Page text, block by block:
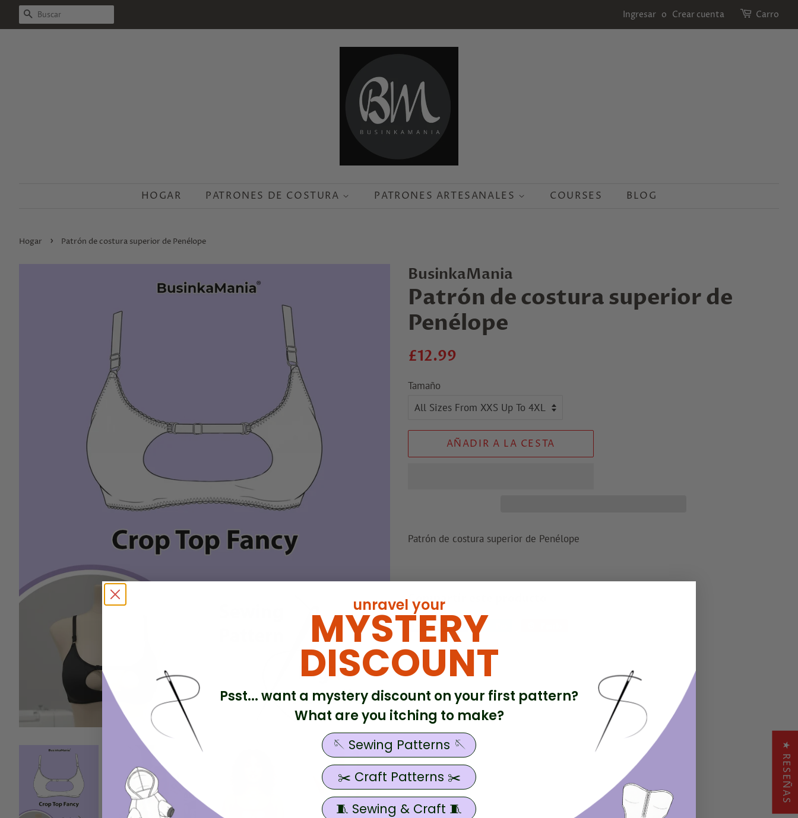
BUSCAR Ingresar o Crear cuenta Carro
HOGAR PATRONES DE COSTURA PATRONES ARTESANALES COURSES BLOG
Hogar › Patrón de costura superior de Penélope
BusinkaMania
Patrón de costura superior de
Penélope
Precio
£12.99
Tamaño
AÑADIR A LA CESTA
Patrón de costura superior de Penélope
Compartir este producto
Compartir
Compartir
Facebook
★ RESEÑAS
unravel your
MYSTERY
DISCOUNT
Psst... want a mystery discount on your first pattern?
What are you itching to make?
🪡 Sewing Patterns 🪡
✂️ Craft Patterns ✂️
🧵 Sewing & Craft 🧵